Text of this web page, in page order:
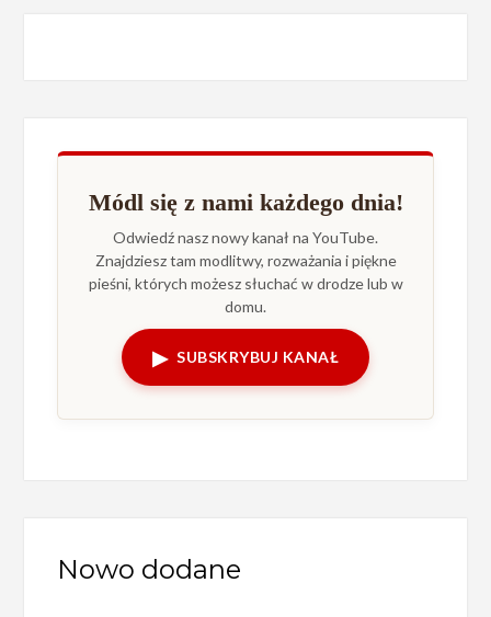
Módl się z nami każdego dnia!
Odwiedź nasz nowy kanał na YouTube.
Znajdziesz tam modlitwy, rozważania i piękne
pieśni, których możesz słuchać w drodze lub w
domu.
▶ SUBSKRYBUJ KANAŁ
Nowo dodane